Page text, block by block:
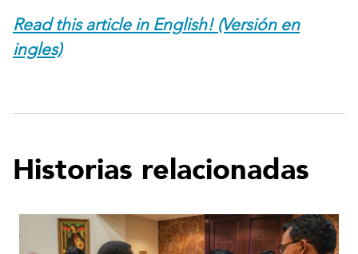
Read this article in English! (Versión en
ingles)
Historias relacionadas